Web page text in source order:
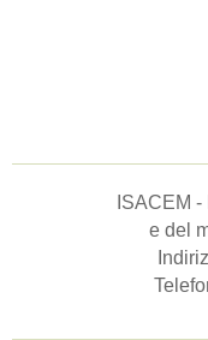
ISACEM
e del